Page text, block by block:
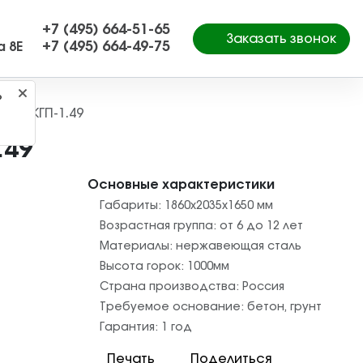
8Е
+7 (495) 664-51-65
+7 (495) 664-49-75
Заказать звонок
м. КГП-1.49
Основные характеристики
Габариты: 1860х2035х1650 мм
Возрастная группа: от 6 до 12 лет
Материалы: нержавеющая сталь
Высота горок:
1000мм
Страна производства: Россия
Требуемое основание: бетон, грунт
Гарантия:
1 год
Печать Поделиться